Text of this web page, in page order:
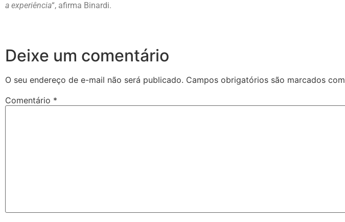
a experiência“, afirma Binardi.
Deixe um comentário
O seu endereço de e-mail não será publicado. Campos obrigatórios são marcados com
Comentário *